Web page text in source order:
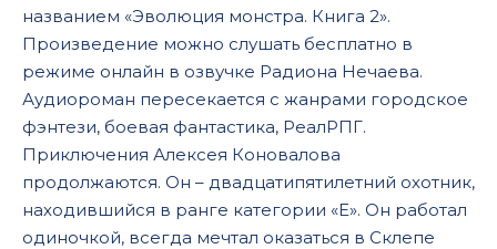
17
18
19
20
22
названием «Эволюция монстра. Книга 2».
Произведение можно слушать бесплатно в
режиме онлайн в озвучке Радиона Нечаева.
Аудиороман пересекается с жанрами городское
фэнтези, боевая фантастика, РеалРПГ.
Приключения Алексея Коновалова
продолжаются. Он – двадцатипятилетний охотник,
находившийся в ранге категории «Е». Он работал
одиночкой, всегда мечтал оказаться в Склепе